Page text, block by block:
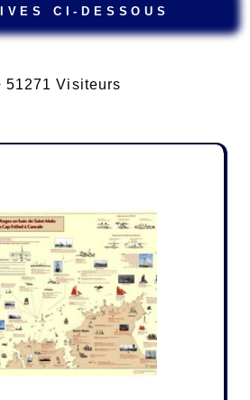
CI-DESSOUS
51271 Visiteurs